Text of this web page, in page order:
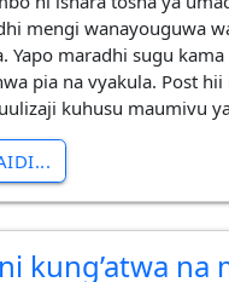
mengi wanayouguwa
Yapo maradhi sugu
pia na vyakula. Post
kuhusu maumivu
kung’atwa na